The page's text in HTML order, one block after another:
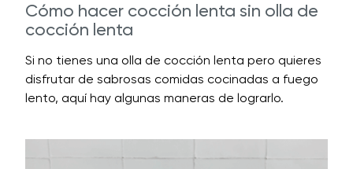
Cómo hacer cocción lenta sin olla de
cocción lenta
Si no tienes una olla de cocción lenta pero quieres
disfrutar de sabrosas comidas cocinadas a fuego
lento, aquí hay algunas maneras de lograrlo.